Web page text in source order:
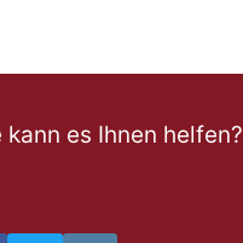
es Ihnen helfen?